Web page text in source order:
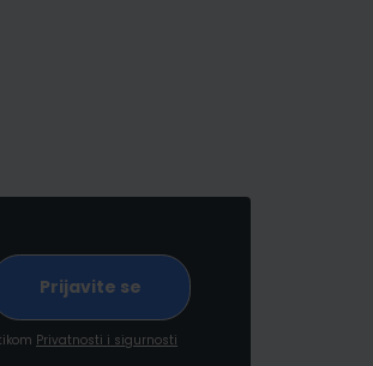
Privatnosti i sigurnosti